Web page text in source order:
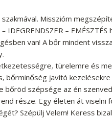
Misszióm
–
van! A bőr mindent
türelemre és
javító
bőröd szépsége az én
része. Egy életen át viselni
Szépülj Velem! Keress